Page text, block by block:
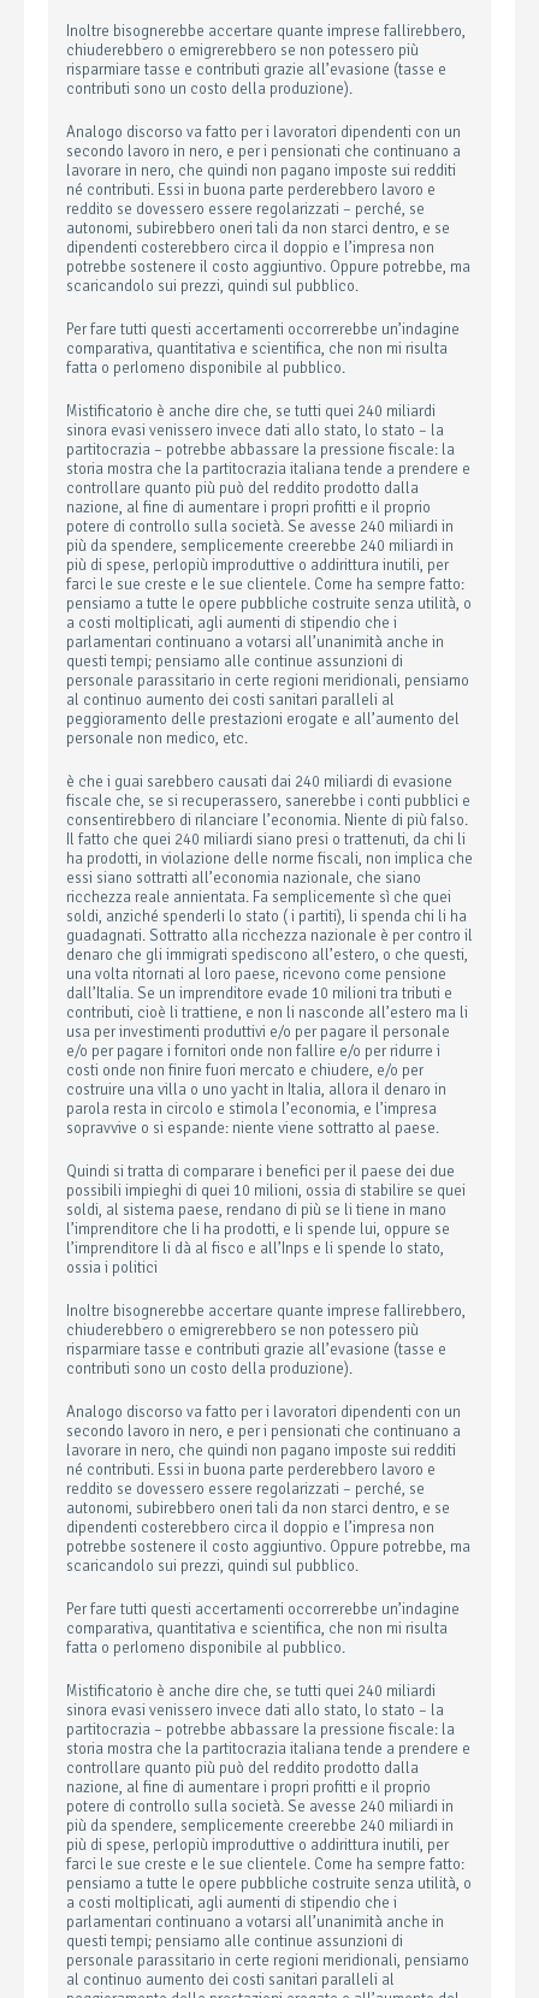
Inoltre bisognerebbe accertare quante imprese fallirebbero,
chiuderebbero o emigrerebbero se non potessero più
risparmiare tasse e contributi grazie all’evasione (tasse e
contributi sono un costo della produzione).
Analogo discorso va fatto per i lavoratori dipendenti con un
secondo lavoro in nero, e per i pensionati che continuano a
lavorare in nero, che quindi non pagano imposte sui redditi
né contributi. Essi in buona parte perderebbero lavoro e
reddito se dovessero essere regolarizzati – perché, se
autonomi, subirebbero oneri tali da non starci dentro, e se
dipendenti costerebbero circa il doppio e l’impresa non
potrebbe sostenere il costo aggiuntivo. Oppure potrebbe, ma
scaricandolo sui prezzi, quindi sul pubblico.
Per fare tutti questi accertamenti occorrerebbe un’indagine
comparativa, quantitativa e scientifica, che non mi risulta
fatta o perlomeno disponibile al pubblico.
Mistificatorio è anche dire che, se tutti quei 240 miliardi
sinora evasi venissero invece dati allo stato, lo stato – la
partitocrazia – potrebbe abbassare la pressione fiscale: la
storia mostra che la partitocrazia italiana tende a prendere e
controllare quanto più può del reddito prodotto dalla
nazione, al fine di aumentare i propri profitti e il proprio
potere di controllo sulla società. Se avesse 240 miliardi in
più da spendere, semplicemente creerebbe 240 miliardi in
più di spese, perlopiù improduttive o addirittura inutili, per
farci le sue creste e le sue clientele. Come ha sempre fatto:
pensiamo a tutte le opere pubbliche costruite senza utilità, o
a costi moltiplicati, agli aumenti di stipendio che i
parlamentari continuano a votarsi all’unanimità anche in
questi tempi; pensiamo alle continue assunzioni di
personale parassitario in certe regioni meridionali, pensiamo
al continuo aumento dei costi sanitari paralleli al
peggioramento delle prestazioni erogate e all’aumento del
personale non medico, etc.
è che i guai sarebbero causati dai 240 miliardi di evasione
fiscale che, se si recuperassero, sanerebbe i conti pubblici e
consentirebbero di rilanciare l’economia. Niente di più falso.
Il fatto che quei 240 miliardi siano presi o trattenuti, da chi li
ha prodotti, in violazione delle norme fiscali, non implica che
essi siano sottratti all’economia nazionale, che siano
ricchezza reale annientata. Fa semplicemente sì che quei
soldi, anziché spenderli lo stato ( i partiti), li spenda chi li ha
guadagnati. Sottratto alla ricchezza nazionale è per contro il
denaro che gli immigrati spediscono all’estero, o che questi,
una volta ritornati al loro paese, ricevono come pensione
dall’Italia. Se un imprenditore evade 10 milioni tra tributi e
contributi, cioè li trattiene, e non li nasconde all’estero ma li
usa per investimenti produttivi e/o per pagare il personale
e/o per pagare i fornitori onde non fallire e/o per ridurre i
costi onde non finire fuori mercato e chiudere, e/o per
costruire una villa o uno yacht in Italia, allora il denaro in
parola resta in circolo e stimola l’economia, e l’impresa
sopravvive o si espande: niente viene sottratto al paese.
Quindi si tratta di comparare i benefici per il paese dei due
possibili impieghi di quei 10 milioni, ossia di stabilire se quei
soldi, al sistema paese, rendano di più se li tiene in mano
l’imprenditore che li ha prodotti, e li spende lui, oppure se
l’imprenditore li dà al fisco e all’Inps e li spende lo stato,
ossia i politici
Inoltre bisognerebbe accertare quante imprese fallirebbero,
chiuderebbero o emigrerebbero se non potessero più
risparmiare tasse e contributi grazie all’evasione (tasse e
contributi sono un costo della produzione).
Analogo discorso va fatto per i lavoratori dipendenti con un
secondo lavoro in nero, e per i pensionati che continuano a
lavorare in nero, che quindi non pagano imposte sui redditi
né contributi. Essi in buona parte perderebbero lavoro e
reddito se dovessero essere regolarizzati – perché, se
autonomi, subirebbero oneri tali da non starci dentro, e se
dipendenti costerebbero circa il doppio e l’impresa non
potrebbe sostenere il costo aggiuntivo. Oppure potrebbe, ma
scaricandolo sui prezzi, quindi sul pubblico.
Per fare tutti questi accertamenti occorrerebbe un’indagine
comparativa, quantitativa e scientifica, che non mi risulta
fatta o perlomeno disponibile al pubblico.
Mistificatorio è anche dire che, se tutti quei 240 miliardi
sinora evasi venissero invece dati allo stato, lo stato – la
partitocrazia – potrebbe abbassare la pressione fiscale: la
storia mostra che la partitocrazia italiana tende a prendere e
controllare quanto più può del reddito prodotto dalla
nazione, al fine di aumentare i propri profitti e il proprio
potere di controllo sulla società. Se avesse 240 miliardi in
più da spendere, semplicemente creerebbe 240 miliardi in
più di spese, perlopiù improduttive o addirittura inutili, per
farci le sue creste e le sue clientele. Come ha sempre fatto:
pensiamo a tutte le opere pubbliche costruite senza utilità, o
a costi moltiplicati, agli aumenti di stipendio che i
parlamentari continuano a votarsi all’unanimità anche in
questi tempi; pensiamo alle continue assunzioni di
personale parassitario in certe regioni meridionali, pensiamo
al continuo aumento dei costi sanitari paralleli al